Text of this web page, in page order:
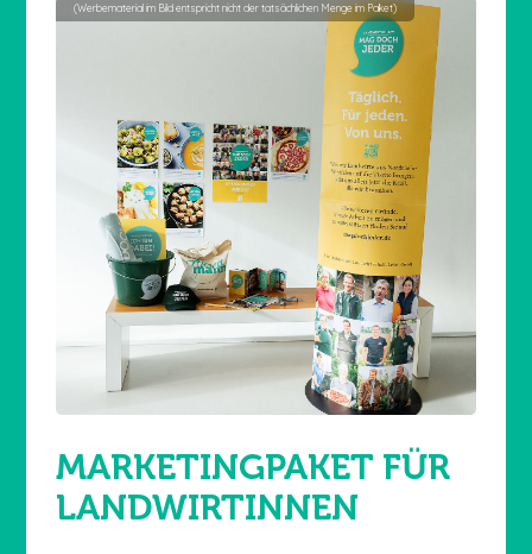
(Werbematerial im Bild entspricht nicht der tatsächlichen Menge im Paket)
MARKETINGPAKET FÜR
LANDWIRTINNEN